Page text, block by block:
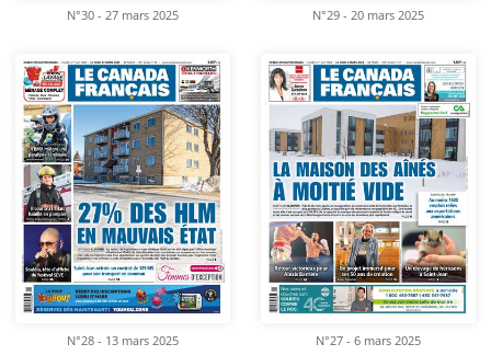
N°30 - 27 mars 2025 N°29 - 20 mars 2025
N°28 - 13 mars 2025 N°27 - 6 mars 2025